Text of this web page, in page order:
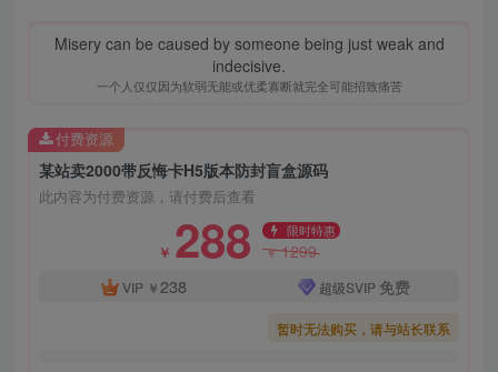
Misery can be caused by someone being just weak and
indecisive.
一个人仅仅因为软弱无能或优柔寡断就完全可能招致痛苦
某站卖2000带反悔卡H5版本防封盲盒源码
此内容为付费资源，请付费后查看
￥ 288 限时特惠
￥1299
VIP ￥238 超级SVIP 免费
暂时无法购买，请与站长联系
付费资源